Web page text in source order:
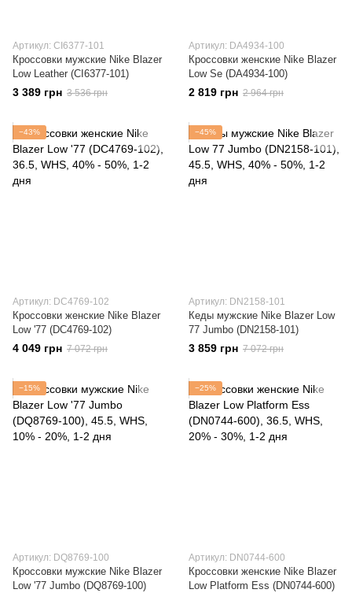
Артикул: CI6377-101
Кроссовки мужские Nike Blazer
Low Leather (CI6377-101)
3 389 грн 3 536 грн
Артикул: DA4934-100
Кроссовки женские Nike Blazer
Low Se (DA4934-100)
2 819 грн 2 964 грн
−43%
Артикул: DC4769-102
Кроссовки женские Nike Blazer
Low '77 (DC4769-102)
4 049 грн 7 072 грн
−45%
Артикул: DN2158-101
Кеды мужские Nike Blazer Low
77 Jumbo (DN2158-101)
3 859 грн 7 072 грн
−15%
Артикул: DQ8769-100
Кроссовки мужские Nike Blazer
Low '77 Jumbo (DQ8769-100)
−25%
Артикул: DN0744-600
Кроссовки женские Nike Blazer
Low Platform Ess (DN0744-600)